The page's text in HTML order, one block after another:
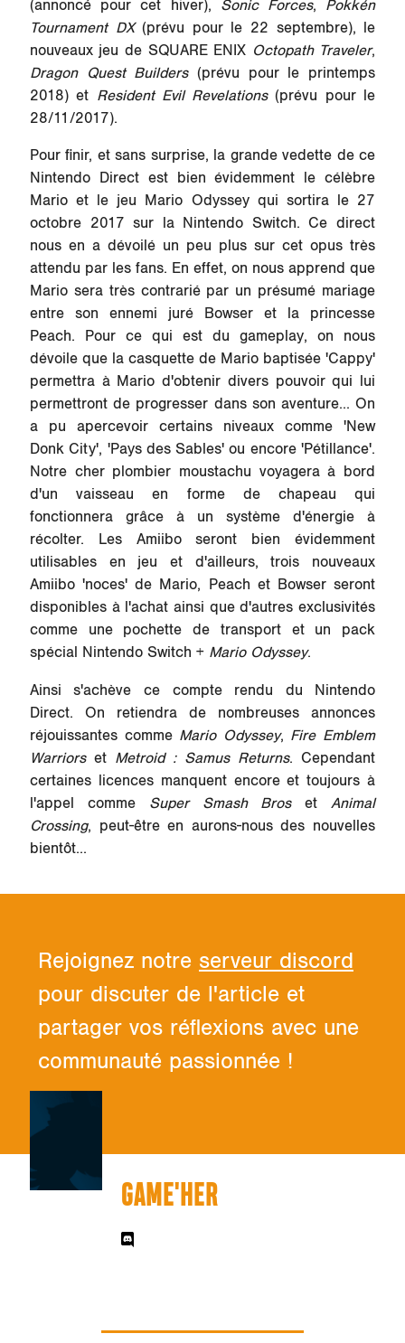
(annoncé pour cet hiver), Sonic Forces, Pokkén
Tournament DX(prévu pour le 22 septembre), le
nouveaux jeu de SQUARE ENIX Octopath Traveler,
Dragon Quest Builders(prévu pour le printemps
2018) et Resident Evil Revelations(prévu pour le
28/11/2017).
Pour finir, et sans surprise, la grande vedette de ce
Nintendo Direct est bien évidemment le célèbre
Mario et le jeu Mario Odysseyqui sortira le 27
octobre 2017 sur la Nintendo Switch. Ce direct
nous en a dévoilé un peu plus sur cet opus très
attendu par les fans. En effet, on nous apprend que
Mario sera très contrarié par un présumé mariage
entre son ennemi juré Bowser et la princesse
Peach. Pour ce qui est du gameplay, on nous
dévoile que la casquette de Mario baptisée 'Cappy'
permettra à Mario d'obtenir divers pouvoir qui lui
permettront de progresser dans son aventure... On
a pu apercevoir certains niveaux comme 'New
Donk City', 'Pays des Sables' ou encore 'Pétillance'.
Notre cher plombier moustachu voyagera à bord
d'un vaisseau en forme de chapeau qui
fonctionnera grâce à un système d'énergie à
récolter. Les Amiibo seront bien évidemment
utilisables en jeu et d'ailleurs, trois nouveaux
Amiibo 'noces' de Mario, Peach et Bowser seront
disponibles à l'achat ainsi que d'autres exclusivités
comme une pochette de transport et un pack
spécial Nintendo Switch + Mario Odyssey.
Ainsi s'achève ce compte rendu du Nintendo
Direct. On retiendra de nombreuses annonces
réjouissantes comme Mario Odyssey, Fire Emblem
Warriorset Metroid : Samus Returns. Cependant
certaines licences manquent encore et toujours à
l'appel comme Super Smash BrosetAnimal
Crossing, peut-être en aurons-nous des nouvelles
bientôt...
Rejoignez notre serveur discord
pour discuter de l'article et
partager vos réflexions avec une
communauté passionnée !
GAME'HER